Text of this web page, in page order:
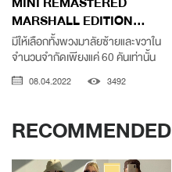
MARSHALL EDITION...
มีให้เลือกทั้งพวงมาลัยซ้ายและขวาใน
จำนวนจำกัดเพียงแค่ 60 คันเท่านั้น
08.04.2022 3492
RECOMMENDED